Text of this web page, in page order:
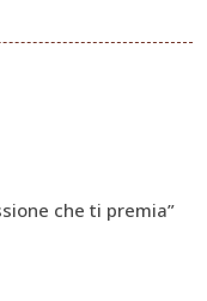
che ti premia”